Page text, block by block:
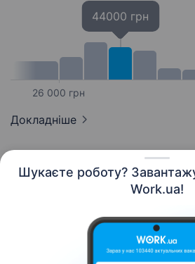
Шукаєте роботу?
Work.ua!
26 000 грн
44000 грн
Докладніше